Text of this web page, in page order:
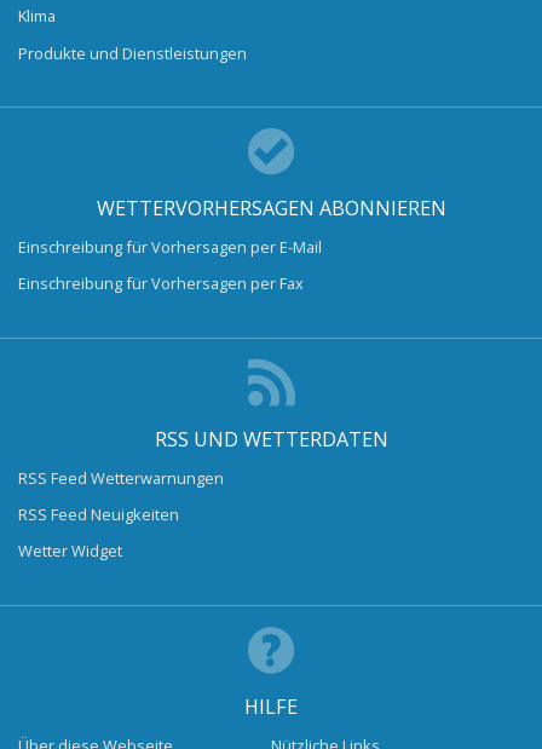
Klima
Produkte und Dienstleistungen
WETTERVORHERSAGEN ABONNIEREN
Einschreibung für Vorhersagen per E-Mail
Einschreibung für Vorhersagen per Fax
RSS UND WETTERDATEN
RSS Feed Wetterwarnungen
RSS Feed Neuigkeiten
Wetter Widget
HILFE